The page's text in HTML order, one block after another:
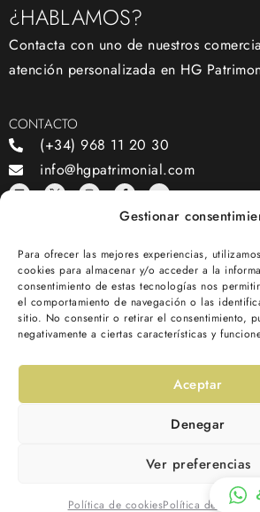
Gestionar
Para ofrecer las mejores experiencias,
cookies para almacenar y/o acceder a la
consentimiento de estas tecnologías nos
el comportamiento de navegación o las
sitio. No consentir o retirar el consentimiento,
negativamente a ciertas características y
Aceptar
Denegar
Ver preferencias
Política de cookiesPolítica de
¿HABLAMOS?
Contacta con uno de nuestros
atención personalizada en HG
CONTACTO
(+34) 968 11 20 30
info@hgpatrimonial.com
Av. Juan de Borbón, 81, bajo, 30007,
SOMOS PATROCINADORES OFICIALES
HG PATRIMONIAL ® 2026
POLÍTICA DE PRIVACIDAD
AVISO